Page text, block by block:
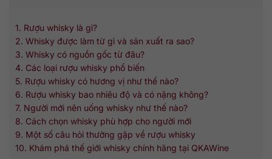
1. Rượu whisky là gì?
2. Whisky được làm từ gì và sản xuất ra sao?
3. Whisky có nguồn gốc từ đâu?
4. Các loại rượu whisky phổ biến
5. Rượu whisky có hương vị như thế nào?
6. Rượu whisky bao nhiêu độ và có nặng không?
7. Người mới nên uống whisky như thế nào?
8. Cách chọn whisky phù hợp cho người mới
9. Một số câu hỏi thường gặp về rượu whisky
10. Khám phá thế giới whisky chính hãng tại QKAWine